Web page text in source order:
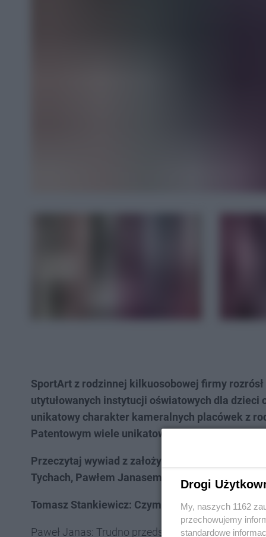
SportArt z rodzinnej kilkuosobowej firmy
utytułowanych instytucji oświatowych dla dzieci
unikatowy charakter kameralnych placówek z
Patentowym wiele unikatowych form i metod
Przeczytaj wywiad z założycielem
Tychach, Pawłem Janasem.
Tomasz Stankiewicz: Czym wyróżniają się
Paweł Janas: Trudno przedstawić prawie 10 lat
Drogi
My, naszych 1162
przechowujemy
standardowe